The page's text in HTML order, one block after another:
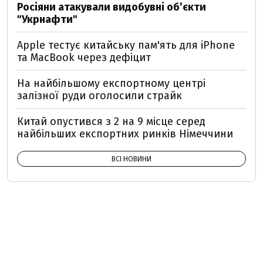
Росіяни атакували видобувні обʼєкти
"Укрнафти"
Apple тестує китайську пам'ять для iPhone
та MacBook через дефіцит
На найбільшому експортному центрі
залізної руди оголосили страйк
Китай опустився з 2 на 9 місце серед
найбільших експортних ринків Німеччини
ВСІ НОВИНИ